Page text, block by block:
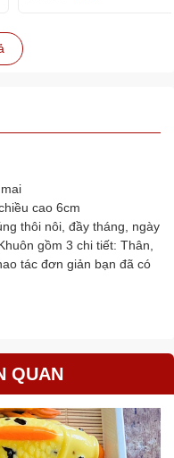
cao 6cm
thôi nôi, đầy tháng, ngày
gồm 3 chi tiết: Thân,
tác đơn giản bạn đã có
QUAN